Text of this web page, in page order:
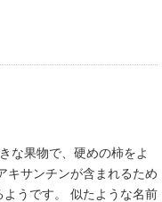
な果物で、硬めの柿をよ
キサンチンが含まれるため
うです。 似たような名前